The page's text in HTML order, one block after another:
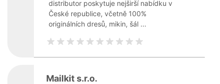
distributor poskytuje nejširší nabídku v
České republice, včetně 100%
originálních dresů, mikin, šál ...
Mailkit s.r.o.